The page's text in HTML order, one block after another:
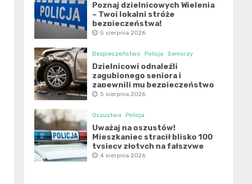
Poznaj dzielnicowych Wielenia
– Twoi lokalni stróże
bezpieczeństwa!
5 sierpnia 2026
Bezpieczeństwo Policja Seniorzy
Dzielnicowi odnaleźli
zagubionego seniora i
zapewnili mu bezpieczeństwo
5 sierpnia 2026
Oszustwa Policja
Uważaj na oszustów!
Mieszkaniec stracił blisko 100
tysięcy złotych na fałszywe
inwestycje
4 sierpnia 2026